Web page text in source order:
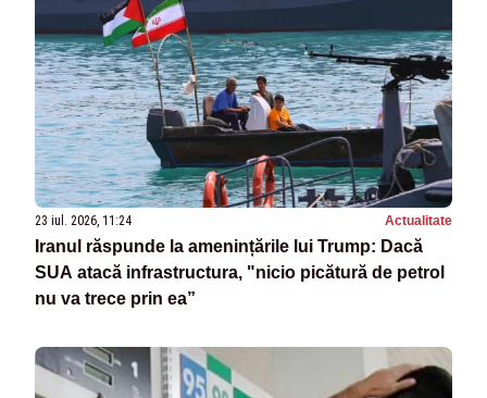
23 iul. 2026, 11:24 Actualitate
Iranul răspunde la amenințările lui Trump: Dacă
SUA atacă infrastructura, "nicio picătură de petrol
nu va trece prin ea”